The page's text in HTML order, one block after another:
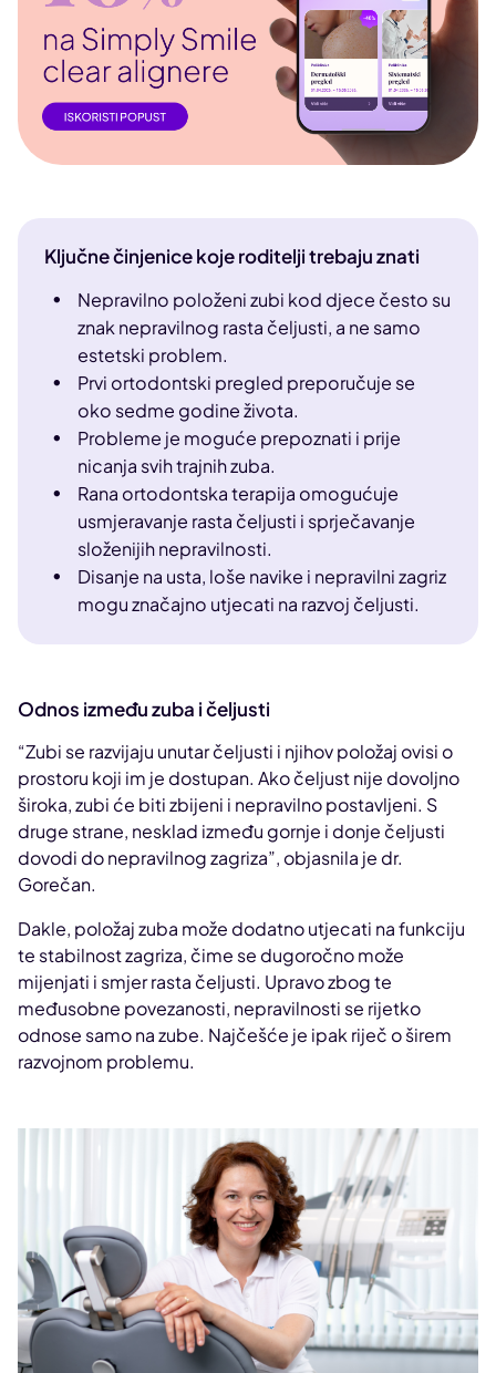
Ključne činjenice koje roditelji trebaju znati
Nepravilno položeni zubi kod djece često su
znak nepravilnog rasta čeljusti, a ne samo
estetski problem.
Prvi ortodontski pregled preporučuje se
oko sedme godine života.
Probleme je moguće prepoznati i prije
nicanja svih trajnih zuba.
Rana ortodontska terapija omogućuje
usmjeravanje rasta čeljusti i sprječavanje
složenijih nepravilnosti.
Disanje na usta, loše navike i nepravilni zagriz
mogu značajno utjecati na razvoj čeljusti.
Odnos između zuba i čeljusti
“Zubi se razvijaju unutar čeljusti i njihov položaj ovisi o
prostoru koji im je dostupan. Ako čeljust nije dovoljno
široka, zubi će biti zbijeni i nepravilno postavljeni. S
druge strane, nesklad između gornje i donje čeljusti
dovodi do nepravilnog zagriza”, objasnila je dr.
Gorečan.
Dakle, položaj zuba može dodatno utjecati na funkciju
te stabilnost zagriza, čime se dugoročno može
mijenjati i smjer rasta čeljusti. Upravo zbog te
međusobne povezanosti, nepravilnosti se rijetko
odnose samo na zube. Najčešće je ipak riječ o širem
razvojnom problemu.